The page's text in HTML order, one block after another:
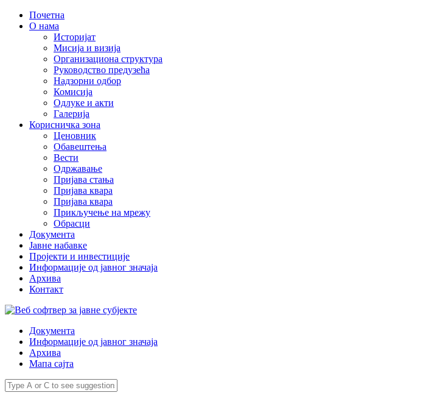
Почетна
О нама
Историјат
Мисија и визија
Организациона структура
Руководство предузећа
Надзорни одбор
Комисија
Одлуке и акти
Галерија
Корисничка зона
Ценовник
Обавештења
Вести
Одржавање
Пријава стања
Пријава квара
Пријава квара
Прикључење на мрежу
Обрасци
Документа
Јавне набавке
Пројекти и инвестиције
Информације од јавног значаја
Архива
Контакт
Документа
Информације од јавног значаја
Архива
Мапа сајта